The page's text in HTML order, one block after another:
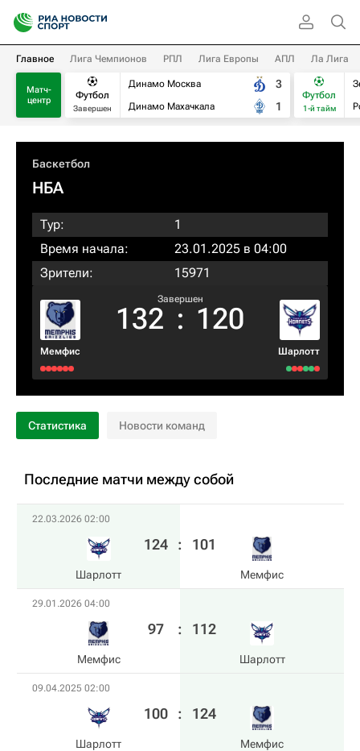
Главное Лига Чемпионов РПЛ Лига Европы АПЛ Ла Лига
Матч-
центр
Футбол
Завершен
Динамо Москва
Динамо Махачкала
3
1
Футбол
1-й тайм
Баскетбол
НБА
Тур:
1
Время начала:
23.01.2025 в 04:00
Зрители:
15971
Мемфис
Завершен
132 : 120
Шарлотт
Статистика Новости команд
Последние матчи между собой
22.03.2026 02:00
Шарлотт
124 : 101
Мемфис
29.01.2026 04:00
Мемфис
97 : 112
Шарлотт
09.04.2025 02:00
Шарлотт
100 : 124
Мемфис